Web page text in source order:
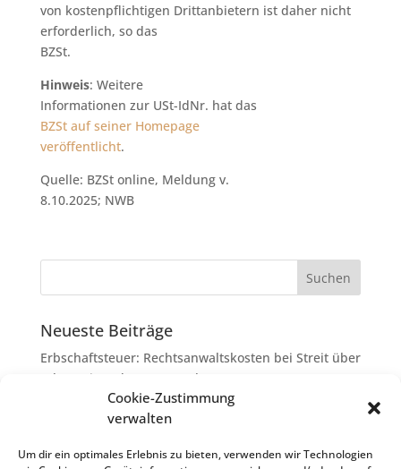
Cookie-Zustimmung
verwalten
Um dir ein optimales Erlebnis zu bieten, verwenden wir Technologien
von kostenpflichtigen Drittanbietern ist daher nicht
erforderlich, so das
BZSt.
Hinweis: Weitere
Informationen zur USt-IdNr. hat das
BZSt auf seiner Homepage
veröffentlicht.
Quelle: BZSt online, Meldung v.
8.10.2025; NWB
Neueste Beiträge
Erbschaftsteuer: Rechtsanwaltskosten bei Streit über
Erbauseinandersetzung als
Nachlassverbindlichkeiten
Umsatzsteuer-Umrechnungskurse Juli 2026
Keine Steuerfreiheit eines sog. Konfusionsgewinns